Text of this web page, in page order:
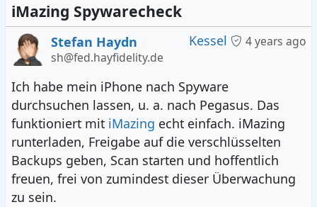
iMazing Spywarecheck
Kessel 4 years ago
Stefan Haydn
sh@fed.hayfidelity.de
Ich habe mein iPhone nach Spyware
durchsuchen lassen, u. a. nach Pegasus. Das
funktioniert mit iMazing echt einfach. iMazing
runterladen, Freigabe auf die verschlüsselten
Backups geben, Scan starten und hoffentlich
freuen, frei von zumindest dieser Überwachung
zu sein.